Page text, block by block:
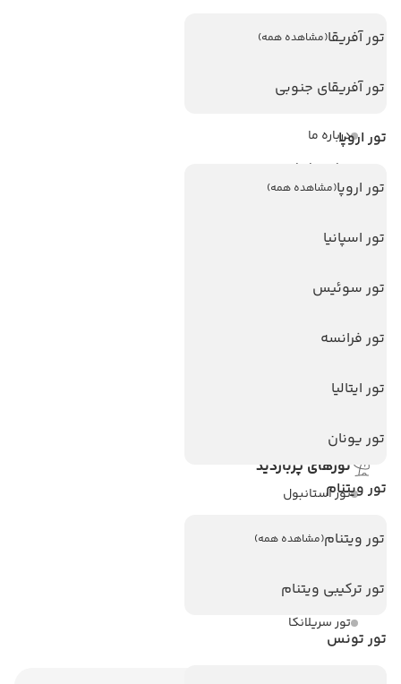
تور آفریقا(مشاهده همه)
تور آفریقای جنوبی
تور اروپا
تور اروپا(مشاهده همه)
تور اسپانیا
تور سوئیس
تور فرانسه
تور ایتالیا
تور یونان
تور ویتنام
تور ویتنام(مشاهده همه)
تور ترکیبی ویتنام
تور تونس
لینک های مفید
درباره ما
تماس با ما
مجله گردشگری
هتل های آنتالیا
هتل های تایلند
هتل های اندونزی
تورهای پربازدید
تور استانبول
تور بالی
تور سریلانکا